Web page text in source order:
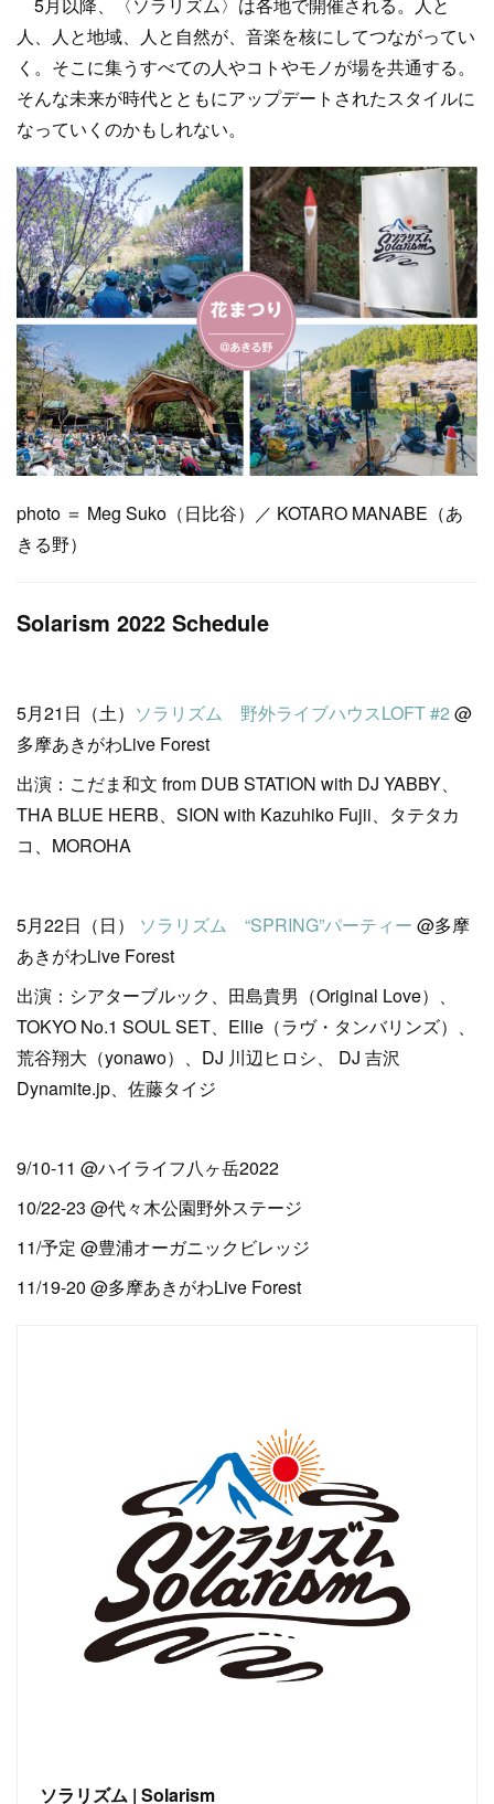
人、人と地域、人と自然が、音楽を核にしてつながってい
く。そこに集うすべての人やコトやモノが場を共通する。
そんな未来が時代とともにアップデートされたスタイルに
なっていくのかもしれない。
photo ＝ Meg Suko（日比谷）／ KOTARO MANABE（あ
きる野）
Solarism 2022 Schedule
5月21日（土） ソラリズム 野外ライブハウスLOFT #2 @
多摩あきがわLive Forest
出演：こだま和文 from DUB STATION with DJ YABBY、
THA BLUE HERB、SION with Kazuhiko Fujii、タテタカ
コ、MOROHA
5月22日（日） ソラリズム “SPRING”パーティー @多摩
あきがわLive Forest
出演：シアターブルック、田島貴男（Original Love）、
TOKYO No.1 SOUL SET、Ellie（ラヴ・タンバリンズ）、
荒谷翔大（yonawo）、DJ 川辺ヒロシ、 DJ 吉沢
Dynamite.jp、佐藤タイジ
9/10-11 @ハイライフ八ヶ岳2022
10/22-23 @代々木公園野外ステージ
11/予定 @豊浦オーガニックビレッジ
11/19-20 @多摩あきがわLive Forest
ソラリズム | Solarism